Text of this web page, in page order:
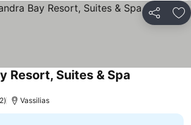
Distribuiți
Resort, Suites & Spa
Vassilias